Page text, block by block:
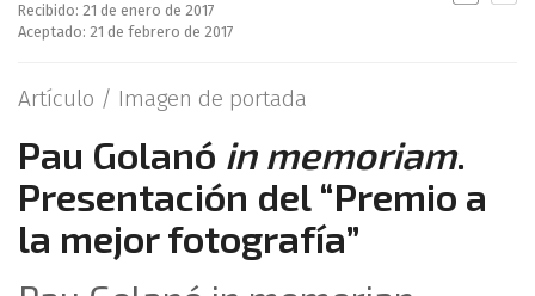
Recibido: 21 de enero de 2017
Aceptado: 21 de febrero de 2017
Artículo / Imagen de portada
Pau Golanó in memoriam.
Presentación del “Premio a
la mejor fotografía”